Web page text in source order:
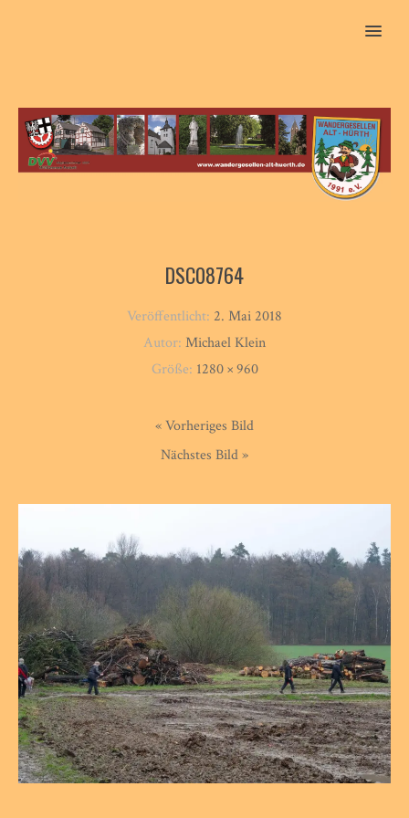
MENU
DSC08764
Veröffentlicht: 2. Mai 2018
Autor: Michael Klein
Größe: 1280 × 960
« Vorheriges Bild
Nächstes Bild »